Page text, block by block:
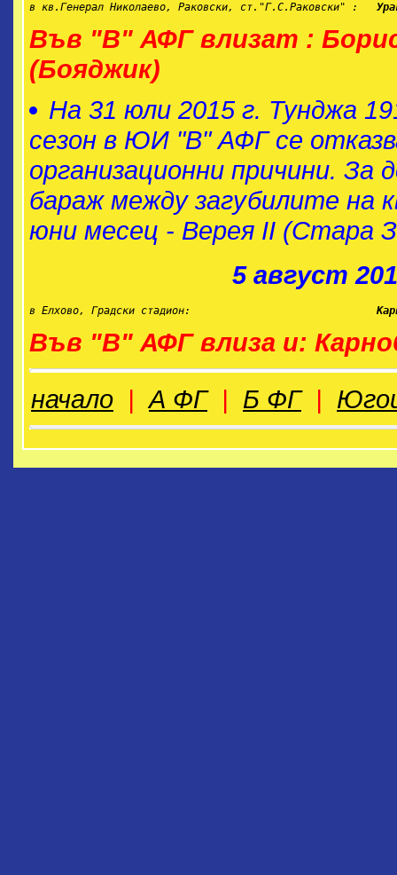
в кв.Генерал Николаево, Раковски, ст."Г.С.Раковски" :
Във "В" АФГ влизат :
(Бояджик)
На 31 юли 2015 г. Тунджа
сезон в ЮИ "В" АФГ се
организационни причини. За
бараж между загубилите на
юни месец - Верея II (Стара
5 август
в Елхово, Градски стадион:
Във "В" АФГ влиза и:
начало |А ФГ| Б ФГ|